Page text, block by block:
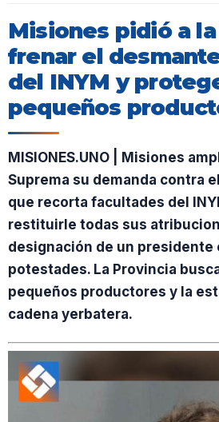
Misiones pidió a
frenar el
del INYM y
pequeños
MISIONES.UNO | Misiones
Suprema su demanda contra
que recorta facultades del
restituirle todas sus
designación de un presidente
potestades. La Provincia
pequeños productores y la
cadena yerbatera.